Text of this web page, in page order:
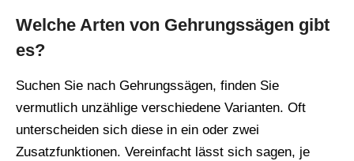
Welche Arten von Gehrungssägen gibt
es?
Suchen Sie nach Gehrungssägen, finden Sie
vermutlich unzählige verschiedene Varianten. Oft
unterscheiden sich diese in ein oder zwei
Zusatzfunktionen. Vereinfacht lässt sich sagen, je